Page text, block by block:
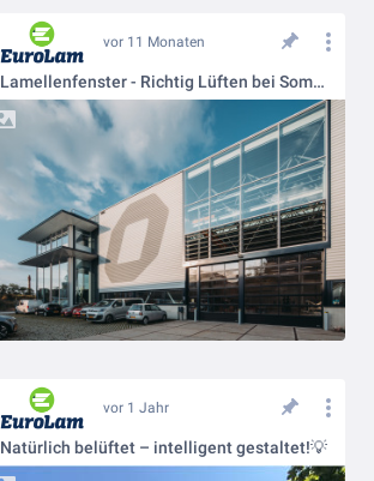
vor 11 Monaten
Lamellenfenster - Richtig Lüften bei Sommerhitze☀️
vor 1 Jahr
Natürlich belüftet – intelligent gestaltet!💡